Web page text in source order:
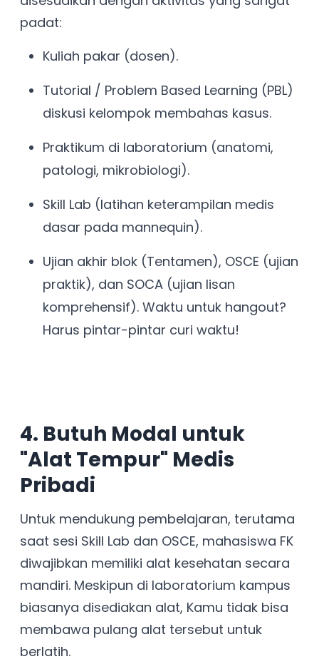
padat:
Kuliah pakar (dosen).
Tutorial / Problem Based Learning (PBL)
diskusi kelompok membahas kasus.
Praktikum di laboratorium (anatomi,
patologi, mikrobiologi).
Skill Lab (latihan keterampilan medis
dasar pada mannequin).
Ujian akhir blok (Tentamen), OSCE (ujian
praktik), dan SOCA (ujian lisan
komprehensif). Waktu untuk hangout?
Harus pintar-pintar curi waktu!
4. Butuh Modal untuk
"Alat Tempur" Medis
Pribadi
Untuk mendukung pembelajaran, terutama
saat sesi Skill Lab dan OSCE, mahasiswa FK
diwajibkan memiliki alat kesehatan secara
mandiri. Meskipun di laboratorium kampus
biasanya disediakan alat, Kamu tidak bisa
membawa pulang alat tersebut untuk
berlatih.